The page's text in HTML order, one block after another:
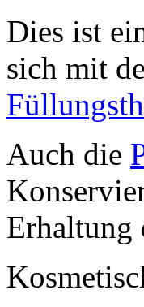
Dies ist
sich mit
Auch die
Erhaltung